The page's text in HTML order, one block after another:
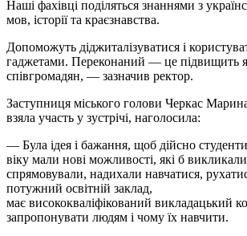
Наші фахівці поділяться знаннями з
мов, історії та краєзнавства.
Допоможуть діджиталізуватися і
гаджетами. Переконаний — це підвищить
співгромадян, — зазначив ректор.
Заступниця міського голови Черкас
взяла участь у зустрічі, наголосила:
— Була ідея і бажання, щоб дійсно студенти
віку мали нові можливості, які б викликали
спрямовували, надихали навчатися,
потужний освітній заклад,
має висококваліфікований викладацький
запропонувати людям і чому їх навчити.